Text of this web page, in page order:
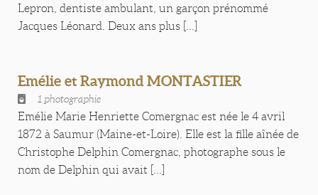
Lepron, dentiste ambulant, un garçon prénommé
Jacques Léonard. Deux ans plus [...]
Emélie et Raymond MONTASTIER
1 photographie
Emélie Marie Henriette Comergnac est née le 4 avril
1872 à Saumur (Maine-et-Loire). Elle est la fille aînée de
Christophe Delphin Comergnac, photographe sous le
nom de Delphin qui avait [...]